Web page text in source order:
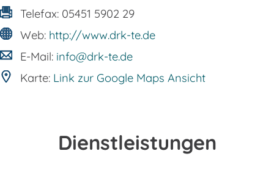
Telefax: 05451 5902 29
Web: http://www.drk-te.de
E-Mail: info@drk-te.de
Karte: Link zur Google Maps Ansicht
Dienstleistungen